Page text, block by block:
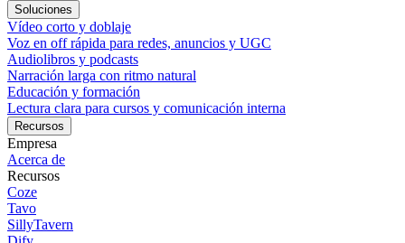
Soluciones
Vídeo corto y doblaje
Voz en off rápida para redes, anuncios y UGC
Audiolibros y podcasts
Narración larga con ritmo natural
Educación y formación
Lectura clara para cursos y comunicación interna
Recursos
Empresa
Acerca de
Recursos
Coze
Tavo
SillyTavern